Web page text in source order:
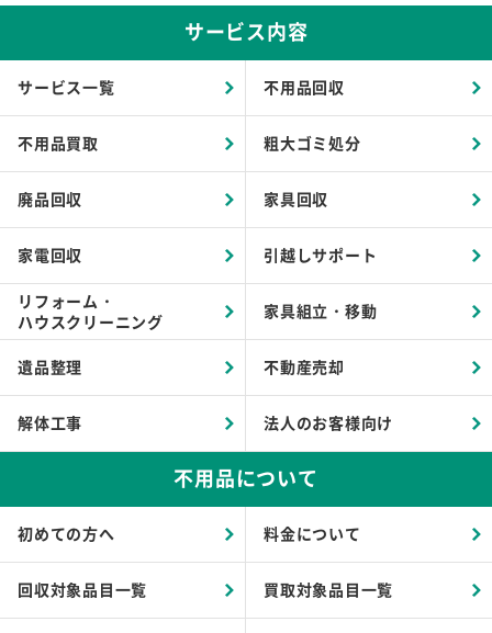
サービス内容
サービス一覧 不用品回収
不用品買取 粗大ゴミ処分
廃品回収 家具回収
家電回収 引越しサポート
リフォーム・
ハウスクリーニング
家具組立・移動
遺品整理 不動産売却
解体工事 法人のお客様向け
不用品について
初めての方へ 料金について
回収対象品目一覧 買取対象品目一覧